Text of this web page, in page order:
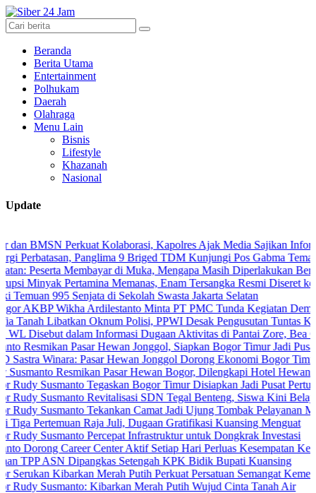
Beranda
Berita Utama
Entertainment
Polhukam
Daerah
Olahraga
Menu Lain
Bisnis
Lifestyle
Khazanah
Nasional
Update
Perkuat Kolaborasi, Kapolres Ajak Media Sajikan Informasi Akurat
Panglima 9 Briged TDM Kunjungi Pos Gabma Temajuk dan
Membayar di Muka, Mengapa Masih Diperlakukan Berbeda?
Memanas, Enam Tersangka Resmi Diseret ke Meja Hijau
Senjata di Sekolah Swasta Jakarta Selatan
Ardilestanto Minta PT PMC Tunda Kegiatan Demi Cegah
Oknum Polisi, PPWI Desak Pengusutan Tuntas Kasus
dalam Informasi Dugaan Aktivitas di Pantai Zore, Bea Cukai
Pasar Hewan Jonggol, Siapkan Bogor Timur Jadi Pusat
Pasar Hewan Jonggol Dorong Ekonomi Bogor Timur
Pasar Hewan Bogor, Dilengkapi Hotel Hewan dan Fasilitas
Tegaskan Bogor Timur Disiapkan Jadi Pusat Pertumbuhan
Revitalisasi SDN Tegal Benteng, Siswa Kini Belajar Lebih
Tekankan Camat Jadi Ujung Tombak Pelayanan Masyarakat
Raja Juli, Dugaan Gratifikasi Kuansing Menguat
Percepat Infrastruktur untuk Dongkrak Investasi
Center Aktif Setiap Hari Perluas Kesempatan Kerja
Dipangkas Setengah KPK Bidik Bupati Kuansing
Merah Putih Perkuat Persatuan Semangat Kemerdekaan
Kibarkan Merah Putih Wujud Cinta Tanah Air